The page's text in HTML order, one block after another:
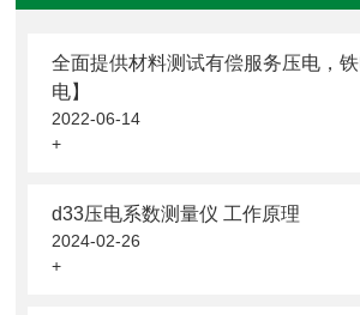
全面提供材料测试有偿服务压电，
电】
2022-06-14
+
d33压电系数测量仪 工作原理
2024-02-26
+